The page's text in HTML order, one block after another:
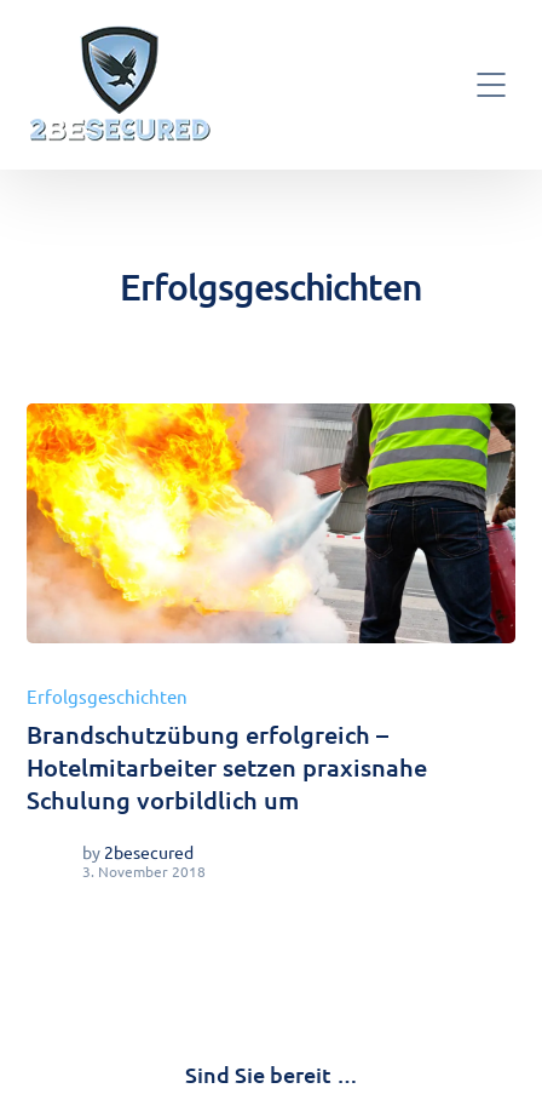
Erfolgsgeschichten
Erfolgsgeschichten
Brandschutzübung erfolgreich –
Hotelmitarbeiter setzen praxisnahe
Schulung vorbildlich um
by 2besecured
3. November 2018
Sind Sie bereit …